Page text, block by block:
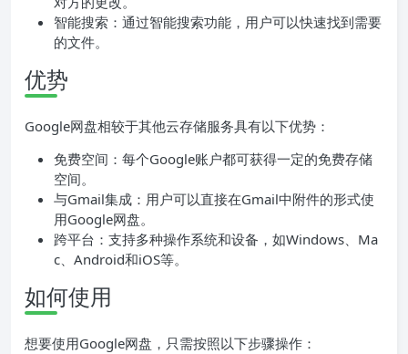
智能搜索：通过智能搜索功能，用户可以快速找到需要
的文件。
优势
Google网盘相较于其他云存储服务具有以下优势：
免费空间：每个Google账户都可获得一定的免费存储
空间。
与Gmail集成：用户可以直接在Gmail中附件的形式使
用Google网盘。
跨平台：支持多种操作系统和设备，如Windows、Ma
c、Android和iOS等。
如何使用
想要使用Google网盘，只需按照以下步骤操作：